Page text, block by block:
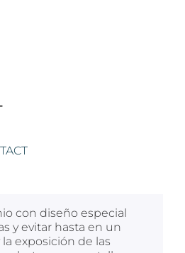
con diseño especial
y evitar hasta en un
exposición de las